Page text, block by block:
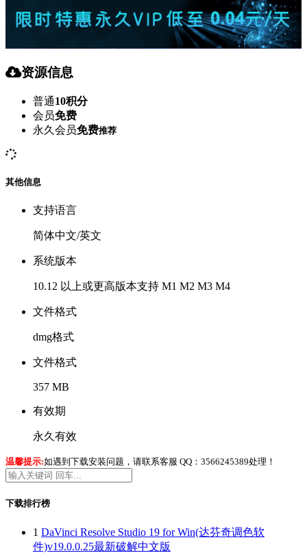
资源信息
普通10积分
会员免费
永久会员免费推荐
其他信息
支持语言
简体中文/英文
系统版本
10.12 以上或更高版本支持 M1 M2 M3 M4
文件格式
dmg格式
文件格式
357 MB
有效期
永久有效
温馨提示:如遇到下载安装问题，请联系客服 QQ：3566245389处理！
下载排行榜
1 DaVinci Resolve Studio 19 for Win(达芬奇调色软
件)v19.0.0.25最新破解中文版